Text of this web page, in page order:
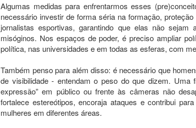
Algumas medidas para enfrentarmos esses
necessário investir de forma séria na formação,
jornalistas esportivas, garantindo que elas não sejam
misóginos. Nos espaços de poder, é preciso ampliar
política, nas universidades e em todas as esferas, com
Também penso para além disso: é necessário que
de visibilidade - entendam o peso do que dizem. Uma
expressão” em público ou frente às câmeras não
fortalece estereótipos, encoraja ataques e contribui
mulheres em diferentes áreas.